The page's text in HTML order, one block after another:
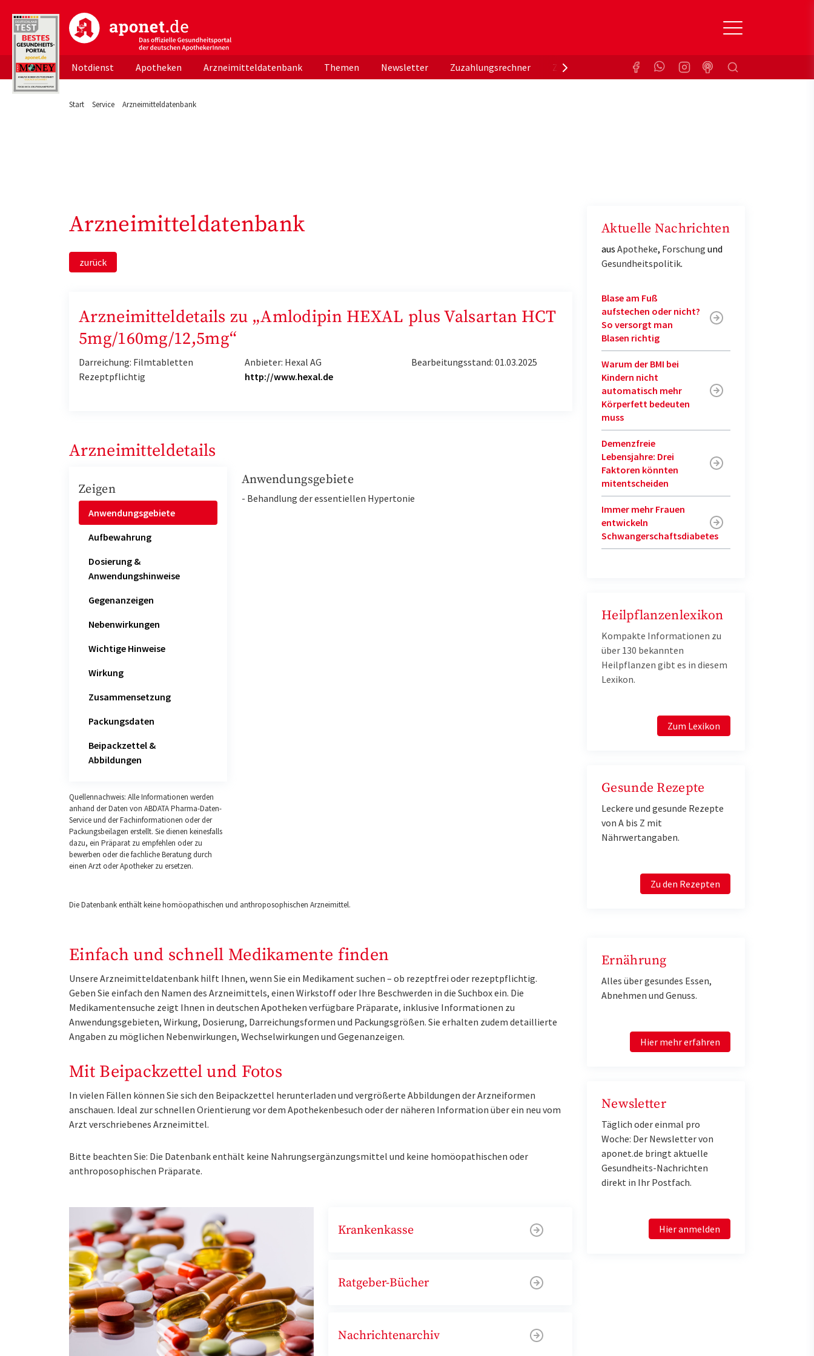
aponet.de - Das offizielle Gesundheitsportal der deutschen ApothekerInnen
Notdienst Apotheken Arzneimitteldatenbank Themen Newsletter Zuzahlungsrechner Zuzahlungsbefreiung KrankenkasseSuchen
Start Service Arzneimitteldatenbank
Arzneimitteldatenbank
zurück
Arzneimitteldetails zu „Amlodipin HEXAL plus Valsartan HCT
5mg/160mg/12,5mg“
Darreichung: Filmtabletten
Rezeptpflichtig
Anbieter: Hexal AG
http://www.hexal.de
Bearbeitungsstand: 01.03.2025
Arzneimitteldetails
Zeigen
Anwendungsgebiete
Aufbewahrung
Dosierung &
Anwendungshinweise
Gegenanzeigen
Nebenwirkungen
Wichtige Hinweise
Wirkung
Zusammensetzung
Packungsdaten
Beipackzettel &
Abbildungen
Quellennachweis: Alle Informationen werden
anhand der Daten von ABDATA Pharma-Daten-
Service und der Fachinformationen oder der
Packungsbeilagen erstellt. Sie dienen keinesfalls
dazu, ein Präparat zu empfehlen oder zu
bewerben oder die fachliche Beratung durch
einen Arzt oder Apotheker zu ersetzen.
Anwendungsgebiete
- Behandlung der essentiellen Hypertonie
Die Datenbank enthält keine homöopathischen und anthroposophischen Arzneimittel.
Einfach und schnell Medikamente finden
Unsere Arzneimitteldatenbank hilft Ihnen, wenn Sie ein Medikament suchen – ob rezeptfrei oder rezeptpflichtig.
Geben Sie einfach den Namen des Arzneimittels, einen Wirkstoff oder Ihre Beschwerden in die Suchbox ein. Die
Medikamentensuche zeigt Ihnen in deutschen Apotheken verfügbare Präparate, inklusive Informationen zu
Anwendungsgebieten, Wirkung, Dosierung, Darreichungsformen und Packungsgrößen. Sie erhalten zudem detaillierte
Angaben zu möglichen Nebenwirkungen, Wechselwirkungen und Gegenanzeigen.
Mit Beipackzettel und Fotos
In vielen Fällen können Sie sich den Beipackzettel herunterladen und vergrößerte Abbildungen der Arzneiformen
anschauen. Ideal zur schnellen Orientierung vor dem Apothekenbesuch oder der näheren Information über ein neu vom
Arzt verschriebenes Arzneimittel.
Bitte beachten Sie: Die Datenbank enthält keine Nahrungsergänzungsmittel und keine homöopathischen oder
anthroposophischen Präparate.
Krankenkasse
Ratgeber-Bücher
Nachrichtenarchiv
Aktuelle Nachrichten
aus Apotheke, Forschung und
Gesundheitspolitik.
Blase am Fuß
aufstechen oder nicht?
So versorgt man
Blasen richtig
Warum der BMI bei
Kindern nicht
automatisch mehr
Körperfett bedeuten
muss
Demenzfreie
Lebensjahre: Drei
Faktoren könnten
mitentscheiden
Immer mehr Frauen
entwickeln
Schwangerschaftsdiabetes
Heilpflanzenlexikon
Kompakte Informationen zu
über 130 bekannten
Heilpflanzen gibt es in diesem
Lexikon.
Zum Lexikon
Gesunde Rezepte
Leckere und gesunde Rezepte
von A bis Z mit
Nährwertangaben.
Zu den Rezepten
Ernährung
Alles über gesundes Essen,
Abnehmen und Genuss.
Hier mehr erfahren
Newsletter
Täglich oder einmal pro
Woche: Der Newsletter von
aponet.de bringt aktuelle
Gesundheits-Nachrichten
direkt in Ihr Postfach.
Hier anmelden